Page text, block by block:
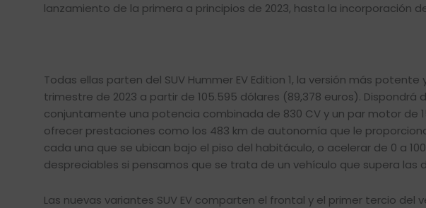
lanzamiento de la primera a principios de 2023, hasta la incorporación
Todas ellas parten del SUV Hummer EV Edition 1, la versión más
trimestre de 2023 a partir de 105.595 dólares (89,378 euros).
conjuntamente una potencia combinada de 830 CV y un par motor de
ofrecer prestaciones como los 483 km de autonomía que le
cada una que se ubican bajo el piso del habitáculo, o acelerar de 0 a
despreciables si pensamos que se trata de un vehículo que supera las
Las nuevas variantes SUV EV comparten el frontal y el primer tercio del